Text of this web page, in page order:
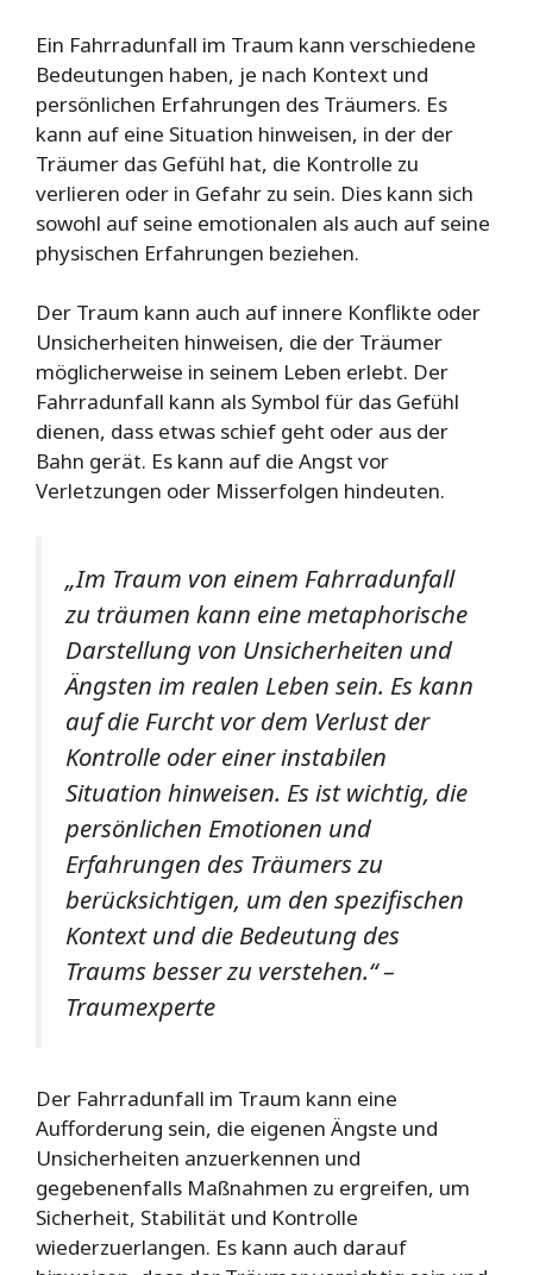
Ein Fahrradunfall im Traum kann verschiedene
Bedeutungen haben, je nach Kontext und
persönlichen Erfahrungen des Träumers. Es
kann auf eine Situation hinweisen, in der der
Träumer das Gefühl hat, die Kontrolle zu
verlieren oder in Gefahr zu sein. Dies kann sich
sowohl auf seine emotionalen als auch auf seine
physischen Erfahrungen beziehen.
Der Traum kann auch auf innere Konflikte oder
Unsicherheiten hinweisen, die der Träumer
möglicherweise in seinem Leben erlebt. Der
Fahrradunfall kann als Symbol für das Gefühl
dienen, dass etwas schief geht oder aus der
Bahn gerät. Es kann auf die Angst vor
Verletzungen oder Misserfolgen hindeuten.
„Im Traum von einem Fahrradunfall
zu träumen kann eine metaphorische
Darstellung von Unsicherheiten und
Ängsten im realen Leben sein. Es kann
auf die Furcht vor dem Verlust der
Kontrolle oder einer instabilen
Situation hinweisen. Es ist wichtig, die
persönlichen Emotionen und
Erfahrungen des Träumers zu
berücksichtigen, um den spezifischen
Kontext und die Bedeutung des
Traums besser zu verstehen.“ –
Traumexperte
Der Fahrradunfall im Traum kann eine
Aufforderung sein, die eigenen Ängste und
Unsicherheiten anzuerkennen und
gegebenenfalls Maßnahmen zu ergreifen, um
Sicherheit, Stabilität und Kontrolle
wiederzuerlangen. Es kann auch darauf